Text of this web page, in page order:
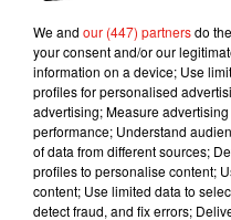
REY y REINA
Une publication
La
We and our (447) partnersdo
your consent and/or our
information on a device; Use
profiles for personalised
advertising; Measure
performance; Understand
of data from different sources;
profiles to personalise content;
content; Use limited data to
detect fraud, and fix errors;